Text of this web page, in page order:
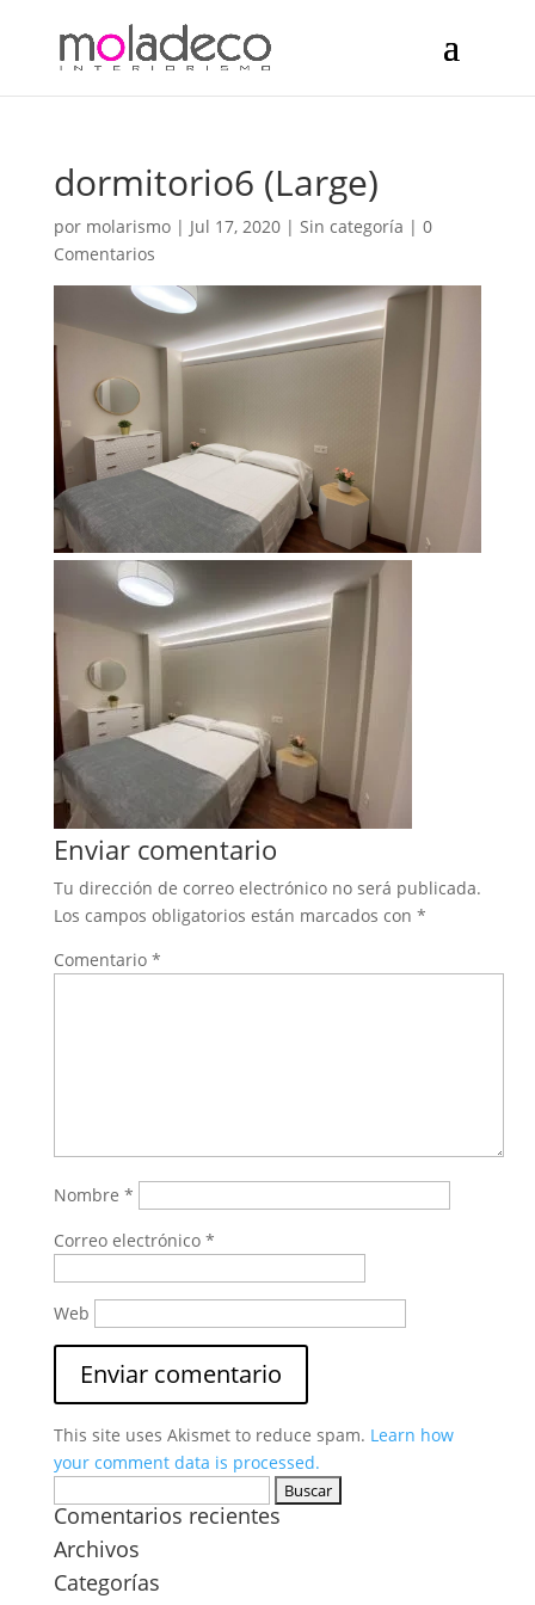
dormitorio6 (Large)
por molarismo| Jul 17, 2020| Sin categoría | 0
Comentarios
Enviar comentario
Tu dirección de correo electrónico no será publicada.
Los campos obligatorios están marcados con *
Comentario *
Nombre *
Correo electrónico *
Web
This site uses Akismet to reduce spam. Learn how
your comment data is processed.
Comentarios recientes
Archivos
Categorías